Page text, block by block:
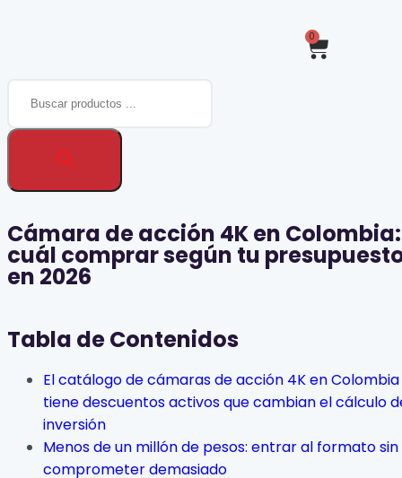
0
Cámara de acción 4K en Colombia:
cuál comprar según tu
en 2026
Tabla de Contenidos
El catálogo de cámaras de acción 4K en Colombia
tiene descuentos activos que cambian el cálculo
inversión
Menos de un millón de pesos: entrar al formato sin
comprometer demasiado